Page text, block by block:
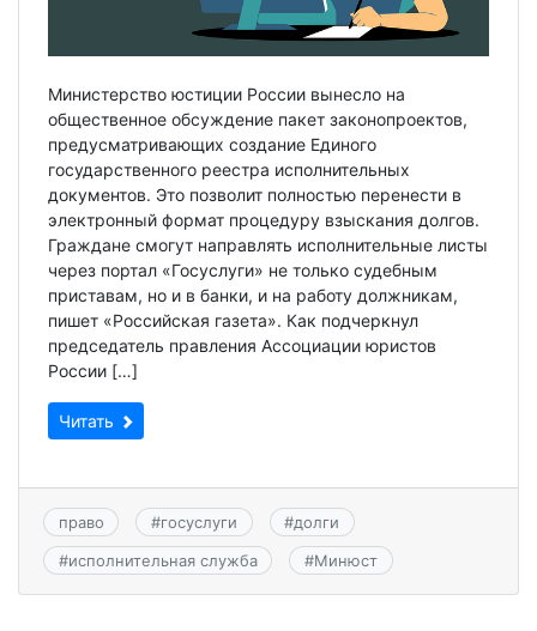
Министерство юстиции России вынесло на
общественное обсуждение пакет законопроектов,
предусматривающих создание Единого
государственного реестра исполнительных
документов. Это позволит полностью перенести в
электронный формат процедуру взыскания долгов.
Граждане смогут направлять исполнительные листы
через портал «Госуслуги» не только судебным
приставам, но и в банки, и на работу должникам,
пишет «Российская газета». Как подчеркнул
председатель правления Ассоциации юристов
России […]
Читать
право #госуслуги #долги
#исполнительная служба #Минюст